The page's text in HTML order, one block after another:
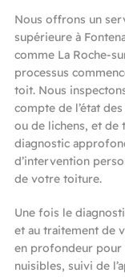
Nous offrons un
supérieure à
comme La Roche-
processus
toit. Nous
compte de l’état
ou de lichens, et de
diagnostic
d’intervention
de votre toiture.
Une fois le
et au traitement de
en profondeur pour
nuisibles, suivi de